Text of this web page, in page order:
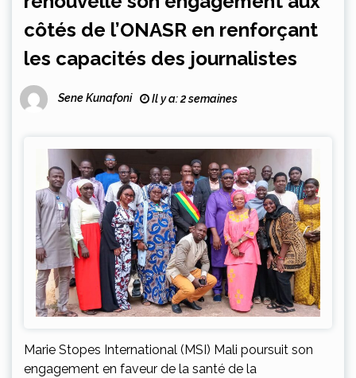
côtés de l’ONASR en renforçant
les capacités des journalistes
Sene Kunafoni Il y a: 2 semaines
Marie Stopes International (MSI) Mali poursuit son
engagement en faveur de la santé de la